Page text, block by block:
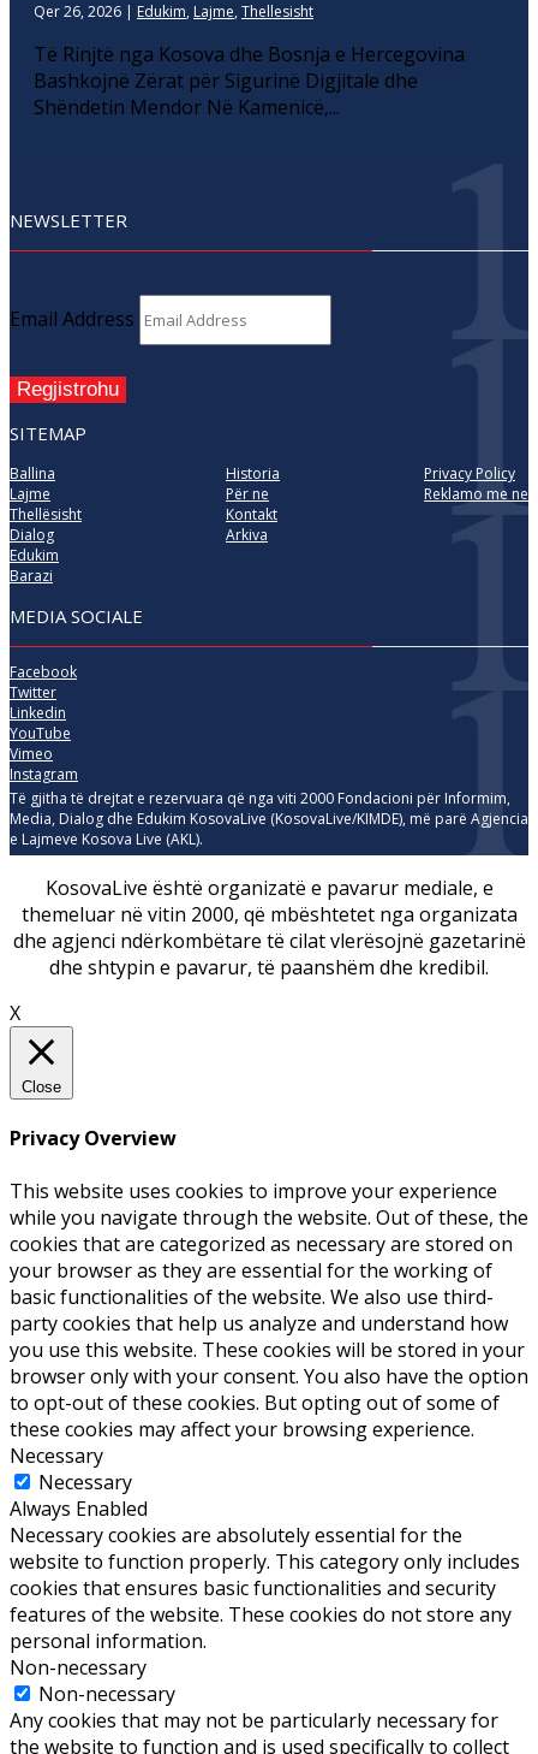
Qer 26, 2026 | Edukim, Lajme, Thellesisht
Të Rinjtë nga Kosova dhe Bosnja e Hercegovina
Bashkojnë Zërat për Sigurinë Digjitale dhe
Shëndetin Mendor Në Kamenicë,...
NEWSLETTER
Email Address
Regjistrohu
SITEMAP
Ballina
Lajme
Thellësisht
Dialog
Edukim
Barazi
Historia
Për ne
Kontakt
Arkiva
Privacy Policy
Reklamo me ne
MEDIA SOCIALE
Facebook
Twitter
Linkedin
YouTube
Vimeo
Instagram
Të gjitha të drejtat e rezervuara që nga viti 2000 Fondacioni për Informim,
Media, Dialog dhe Edukim KosovaLive (KosovaLive/KIMDE), më parë Agjencia
e Lajmeve Kosova Live (AKL).
KosovaLive është organizatë e pavarur mediale, e
themeluar në vitin 2000, që mbështetet nga organizata
dhe agjenci ndërkombëtare të cilat vlerësojnë gazetarinë
dhe shtypin e pavarur, të paanshëm dhe kredibil.
X
Close
Privacy Overview
This website uses cookies to improve your experience
while you navigate through the website. Out of these, the
cookies that are categorized as necessary are stored on
your browser as they are essential for the working of
basic functionalities of the website. We also use third-
party cookies that help us analyze and understand how
you use this website. These cookies will be stored in your
browser only with your consent. You also have the option
to opt-out of these cookies. But opting out of some of
these cookies may affect your browsing experience.
Necessary
Necessary
Always Enabled
Necessary cookies are absolutely essential for the
website to function properly. This category only includes
cookies that ensures basic functionalities and security
features of the website. These cookies do not store any
personal information.
Non-necessary
Non-necessary
Any cookies that may not be particularly necessary for
the website to function and is used specifically to collect